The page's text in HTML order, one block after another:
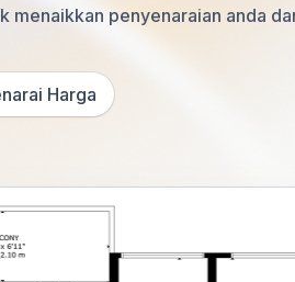
penyenaraian anda
Harga